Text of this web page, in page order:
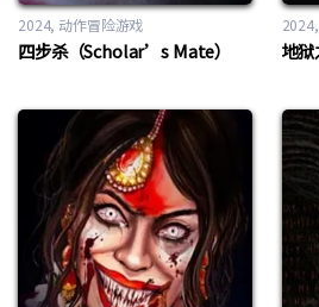
2024 动作冒险游戏
四步杀（Scholar’s Mate）
2024